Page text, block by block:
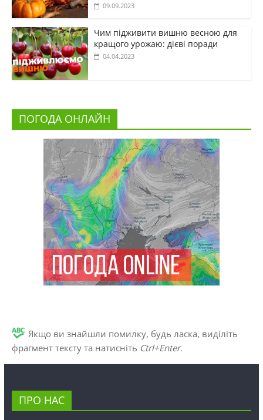
09.09.2023
Чим підживити вишню весною для
кращого урожаю: дієві поради
04.04.2023
ПОГОДА ОНЛАЙН
Якщо ви знайшли помилку, будь ласка, виділіть
фрагмент тексту та натисніть Ctrl+Enter.
ПРО НАС